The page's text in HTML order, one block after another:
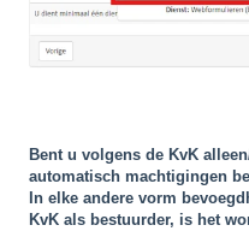
Bent u volgens de KvK
automatisch machtigingen
In elke andere vorm
KvK als bestuurder, is het